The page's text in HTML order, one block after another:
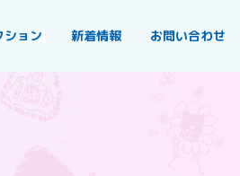
ション 新着情報 お問い合わせ